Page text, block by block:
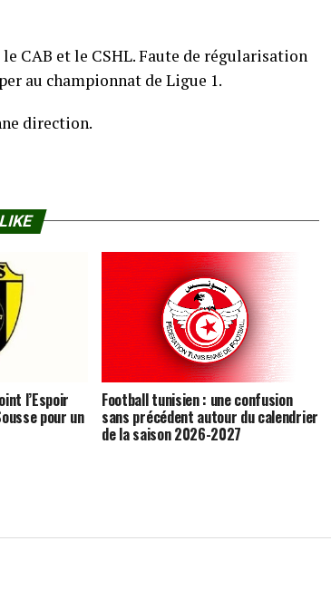
CAB et le CSHL. Faute de régularisation
au championnat de Ligue 1.
direction.
l’Espoir
pour un
Football tunisien : une confusion
sans précédent autour du calendrier
de la saison 2026-2027